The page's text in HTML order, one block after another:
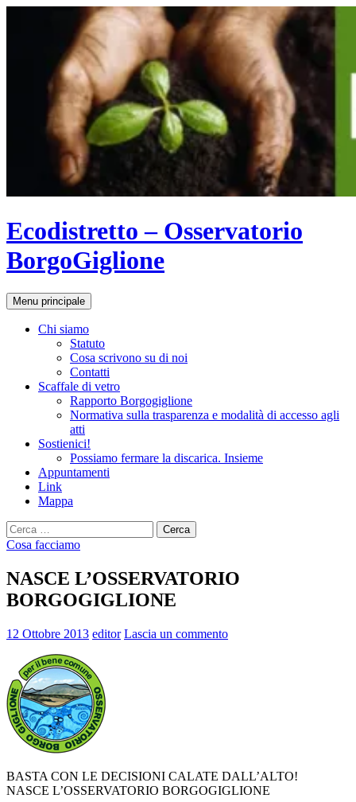
Ecodistretto – Osservatorio
BorgoGiglione
Cerca
Menu principale
Chi siamo
Statuto
Cosa scrivono su di noi
Contatti
Scaffale di vetro
Rapporto Borgogiglione
Normativa sulla trasparenza e modalità di accesso agli
atti
Sostienici!
Possiamo fermare la discarica. Insieme
Appuntamenti
Link
Mappa
Ricerca
per:
Cosa facciamo
NASCE L’OSSERVATORIO
BORGOGIGLIONE
12 Ottobre 2013 editor Lascia un commento
BASTA CON LE DECISIONI CALATE DALL’ALTO!
NASCE L’OSSERVATORIO BORGOGIGLIONE